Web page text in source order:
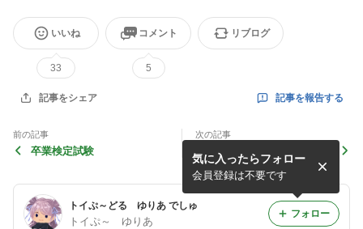
いいね
33
コメント
5
リブログ
記事をシェア 記事を報告する
前の記事
卒業検定試験
次の記事
トイぷ～どる ゆりあ でしゅ
トイぷ～ ゆりあ
気に入ったらフォロー
会員登録は不要です
フォロー